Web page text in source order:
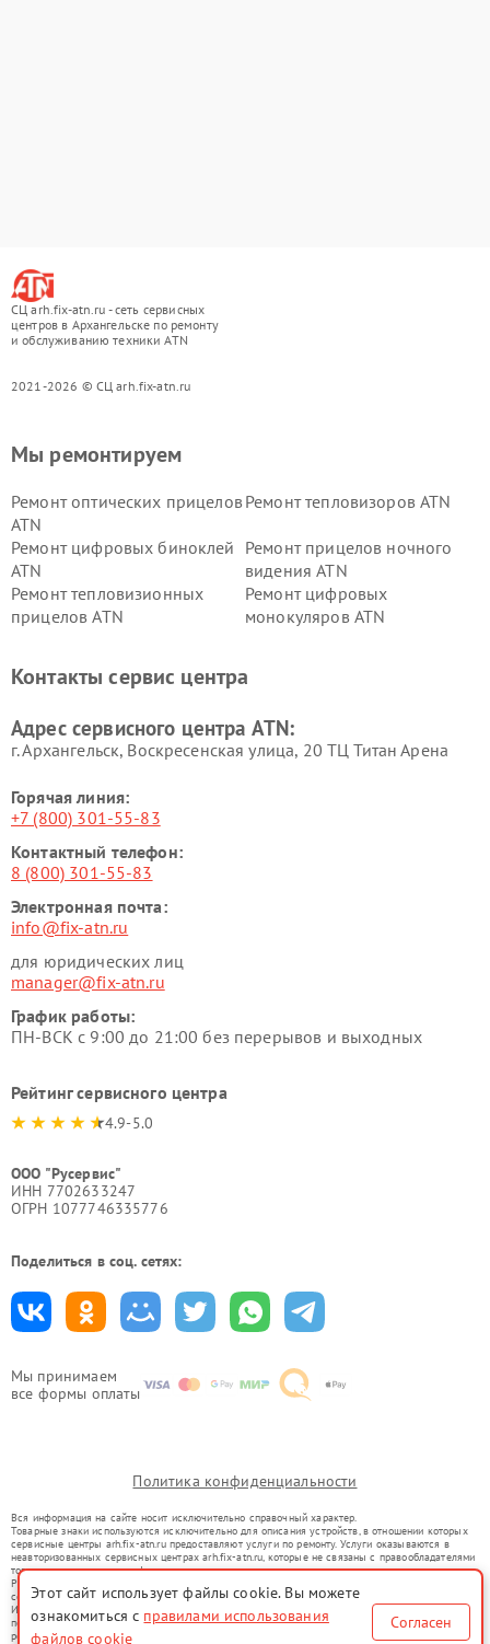
СЦ arh.fix-atn.ru - сеть сервисных
центров в Архангельске по ремонту
и обслуживанию техники ATN
2021-2026 © СЦ arh.fix-atn.ru
Мы принимаем
все формы оплаты
Мы ремонтируем
Ремонт оптических прицелов
ATN
Ремонт тепловизоров ATN
Ремонт цифровых биноклей
ATN
Ремонт прицелов ночного
видения ATN
Ремонт тепловизионных
прицелов ATN
Ремонт цифровых
монокуляров ATN
Контакты сервис центра
Адрес сервисного центра ATN:
г. Архангельск, Воскресенская улица, 20 ТЦ Титан Арена
Горячая линия:
+7 (800) 301-55-83
Контактный телефон:
8 (800) 301-55-83
Электронная почта:
info@fix-atn.ru
для юридических лиц
manager@fix-atn.ru
График работы:
ПН-ВСК с 9:00 до 21:00 без перерывов и выходных
Рейтинг сервисного центра
4.9-5.0
ООО "Русервис"
ИНН 7702633247
ОГРН 1077746335776
Поделиться в соц. сетях:
Политика конфиденциальности
Вся информация на сайте носит исключительно справочный характер.
Товарные знаки используются исключительно для описания устройств, в отношении которых
сервисные центры arh.fix-atn.ru предоставляют услуги по ремонту. Услуги оказываются в
неавторизованных сервисных центрах arh.fix-atn.ru, которые не связаны с правообладателями
товарных знаков или их официальными представителями.
Ремонт осуществляется для устройств, уже введенных в гражданский оборот в соответствии
со статьей 1487 ГК РФ.
Использование товарных знаков не преследует цели индивидуализации услуг или введения
потребителей в заблуждение, а служит для информирования о предоставляемых услугах по
ремонту техники указанных брендов.
Этот сайт использует файлы cookie. Вы можете
ознакомиться с правилами использования
файлов cookie
Согласен